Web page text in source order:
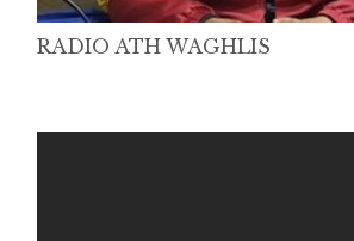
RADIO ATH WAGHLIS